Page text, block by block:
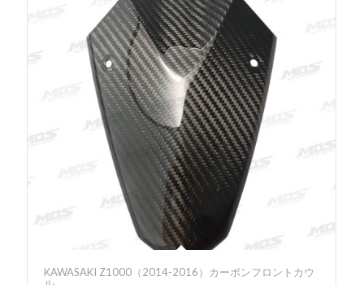
KAWASAKI Z1000（2014-2016）カーボンフロントカウ